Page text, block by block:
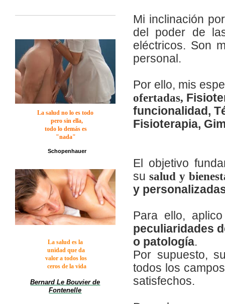
La salud no lo es todo
pero sin ella,
todo lo demás es
"nada"
Schopenhauer
La salud es la
unidad que da
valor a todos los
ceros de la vida
Bernard Le Bouvier de
Fontenelle
Mi inclinación
del poder de
eléctricos. Son
personal.
Por ello, mis
ofertadas,
funcionalidad,
Fisioterapia,
El objetivo
su salud y
y
Para ello,
peculiaridades
o patología.
Por supuesto,
todos los
satisfechos.